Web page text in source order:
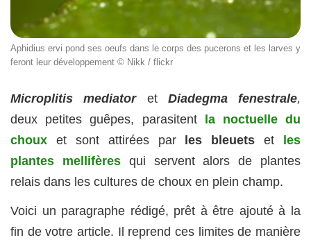
Aphidius ervi pond ses oeufs dans le corps des pucerons et les larves y
feront leur développement © Nikk / flickr
Microplitis mediatoret Diadegma fenestrale,
deux petites guêpes, parasitent la noctuelle du
choux et sont attirées par les bleuets et les
plantes mellifèresqui servent alors de plantes
relais dans les cultures de choux en plein champ.
Voici un paragraphe rédigé, prêt à être ajouté à la
fin de votre article. Il reprend ces limites de manière